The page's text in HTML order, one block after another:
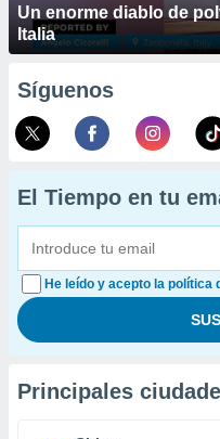
Un enorme diablo de
Italia
Síguenos
El Tiempo en tu
He leído y acepto la política
Principales